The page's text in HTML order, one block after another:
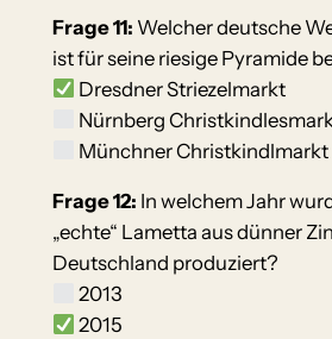
Frage 11: Welcher deutsche
ist für seine riesige Pyramide
Dresdner Striezelmarkt
Nürnberg
Münchner Christkindlmarkt
Frage 12: In welchem Jahr
„echte“ Lametta aus dünner
Deutschland produziert?
2013
2015